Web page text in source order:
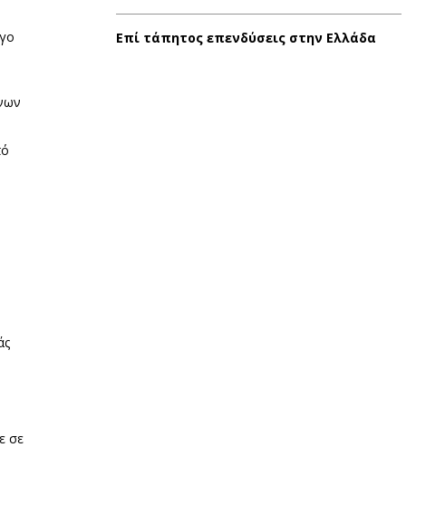
σε
Επί τάπητος επενδύσεις στην Ελλάδα